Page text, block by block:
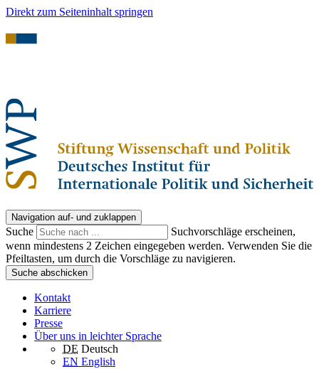
Direkt zum Seiteninhalt springen
Navigation auf- und zuklappen
Suche
Suchvorschläge erscheinen,
wenn mindestens 2 Zeichen eingegeben werden. Verwenden Sie die
Pfeiltasten, um durch die Vorschläge zu navigieren.
Suche abschicken
Kontakt
Karriere
Presse
Über uns in leichter Sprache
DE Deutsch
EN English